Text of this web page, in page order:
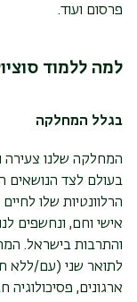
פרסום ועוד.
למה ללמוד
בגלל המחלקה
המחלקה שלנו צעירה
בעולם לצד הנושאים
הרלוונטיות שלו
אישי וחם, ונחשפים
והתרבות בישראל.
לתואר שני (עם/ללא
ארגונים,